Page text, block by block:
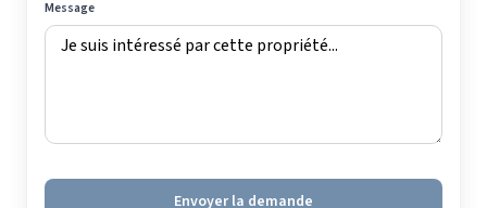
Message
Envoyer la demande